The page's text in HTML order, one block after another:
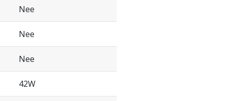
Nee
Nee
Nee
42W